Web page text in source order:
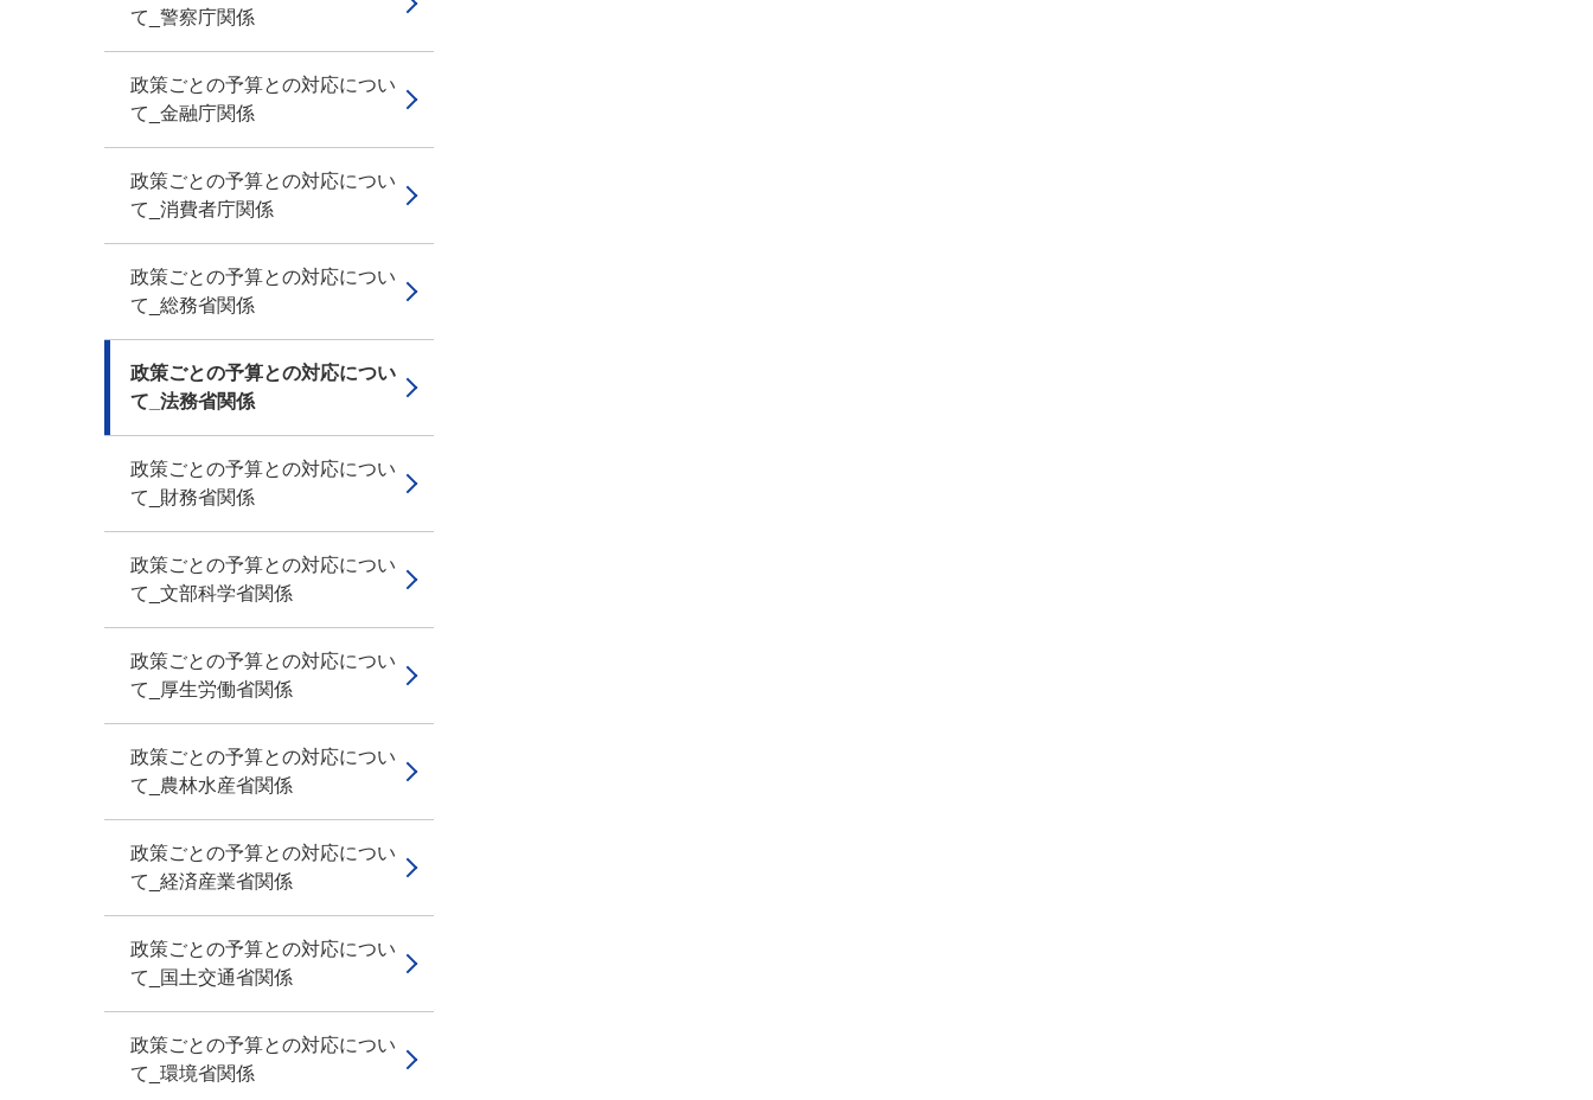
て_警察庁関係
政策ごとの予算との対応につい
て_金融庁関係
政策ごとの予算との対応につい
て_消費者庁関係
政策ごとの予算との対応につい
て_総務省関係
政策ごとの予算との対応につい
て_法務省関係
政策ごとの予算との対応につい
て_財務省関係
政策ごとの予算との対応につい
て_文部科学省関係
政策ごとの予算との対応につい
て_厚生労働省関係
政策ごとの予算との対応につい
て_農林水産省関係
政策ごとの予算との対応につい
て_経済産業省関係
政策ごとの予算との対応につい
て_国土交通省関係
政策ごとの予算との対応につい
て_環境省関係